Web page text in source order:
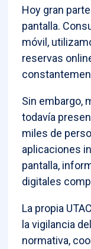
Hoy gran
pantalla.
móvil,
reservas
Sin embargo,
todavía
miles de
aplicaciones
pantalla,
digitales
La propia
la vigilancia
normativa,